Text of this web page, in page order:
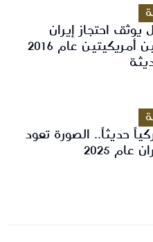
يوثق احتجاز إيران
سفينتين حربيتين أمريكيتين عام 2016
حديثاً.. الصورة تعود
2025